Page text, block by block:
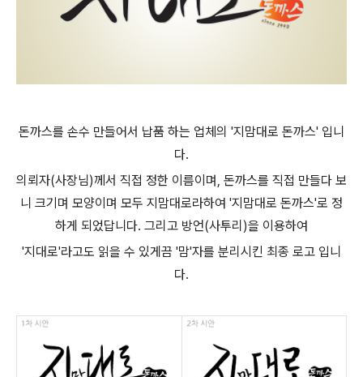
돈까스를 손수 만들어서 납품 하는 업체의 '지맘대로 돈까스' 입니
다.
의뢰자(사장님)께서 직접 정한 이름이며, 돈까스를 직접 만들다 보
니 크기며 모양이며 모두 지맘대로라하여 '지맘대로 돈까스'로 정
하게 되었답니다. 그리고 방언(사투리)을 이용하여
'지대로'라고도 읽을 수 있게끔 '맘'자를 분리시킨 최종 로고 입니
다.